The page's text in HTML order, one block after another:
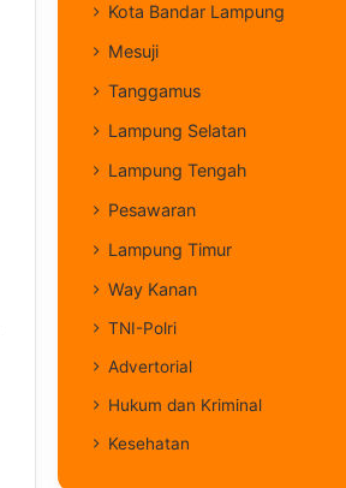
Kota Bandar Lampung
Mesuji
Tanggamus
Lampung Selatan
Lampung Tengah
Pesawaran
Lampung Timur
Way Kanan
TNI-Polri
Advertorial
Hukum dan Kriminal
Kesehatan